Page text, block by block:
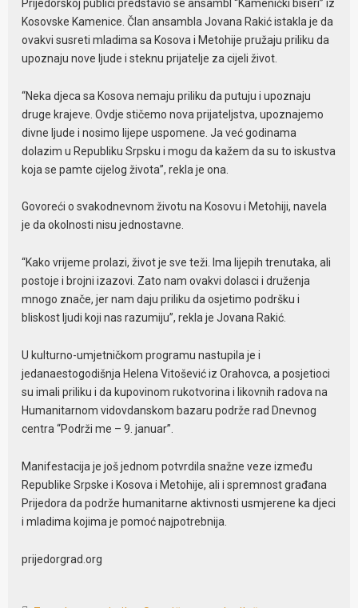
Prijedorskoj publici predstavio se ansambl “Kamenički biseri” iz
Kosovske Kamenice. Član ansambla Jovana Rakić istakla je da
ovakvi susreti mladima sa Kosova i Metohije pružaju priliku da
upoznaju nove ljude i steknu prijatelje za cijeli život.
“Neka djeca sa Kosova nemaju priliku da putuju i upoznaju
druge krajeve. Ovdje stičemo nova prijateljstva, upoznajemo
divne ljude i nosimo lijepe uspomene. Ja već godinama
dolazim u Republiku Srpsku i mogu da kažem da su to iskustva
koja se pamte cijelog života”, rekla je ona.
Govoreći o svakodnevnom životu na Kosovu i Metohiji, navela
je da okolnosti nisu jednostavne.
“Kako vrijeme prolazi, život je sve teži. Ima lijepih trenutaka, ali
postoje i brojni izazovi. Zato nam ovakvi dolasci i druženja
mnogo znače, jer nam daju priliku da osjetimo podršku i
bliskost ljudi koji nas razumiju”, rekla je Jovana Rakić.
U kulturno-umjetničkom programu nastupila je i
jedanaestogodišnja Helena Vitošević iz Orahovca, a posjetioci
su imali priliku i da kupovinom rukotvorina i likovnih radova na
Humanitarnom vidovdanskom bazaru podrže rad Dnevnog
centra “Podrži me – 9. januar”.
Manifestacija je još jednom potvrdila snažne veze između
Republike Srpske i Kosova i Metohije, ali i spremnost građana
Prijedora da podrže humanitarne aktivnosti usmjerene ka djeci
i mladima kojima je pomoć najpotrebnija.
prijedorgrad.org